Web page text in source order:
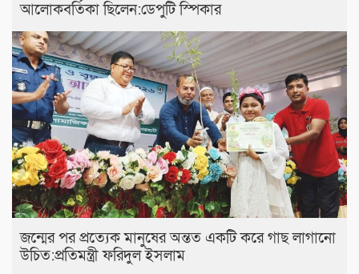
আলোকবর্তিকা ছিলেন:ডেপুটি স্পিকার
জন্মের পর প্রত্যেক মানুষের অন্তত একটি করে গাছ লাগানো
উচিত:প্রতিমন্ত্রী ফরিদুল ইসলাম